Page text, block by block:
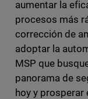
aumentar la
procesos más
corrección de
adoptar la
MSP que
panorama de
hoy y prosperar